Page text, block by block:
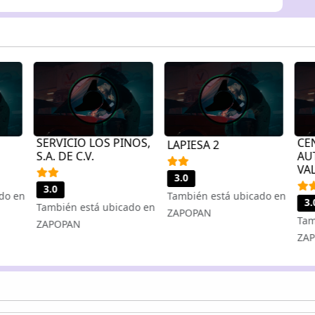
en
SERVICIO LOS PINOS,
S.A. DE C.V.
3.0
También está ubicado en
ZAPOPAN
LAPIESA 2
3.0
También está ubicado en
ZAPOPAN